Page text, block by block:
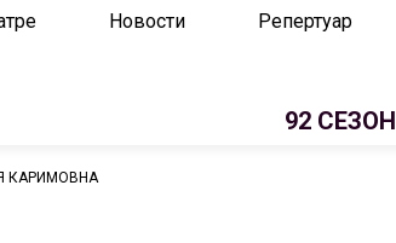
Новости Репертуар
92 СЕЗОН
КАРИМОВНА